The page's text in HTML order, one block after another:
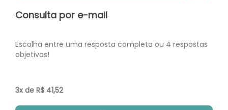
Consulta por e-mail
Escolha entre uma resposta completa ou 4 respostas
objetivas!
3x de R$ 41,52